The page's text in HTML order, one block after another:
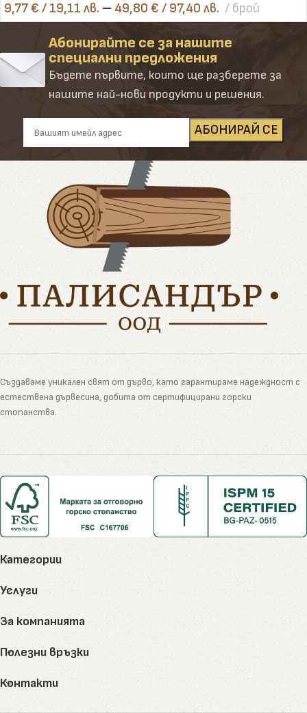
9,77€ / 19,11 лв. – 49,80 € / 97,40 лв. брой
Абонирайте се за нашите
специални предложения
Бъдете първите, които ще разберете за
нашите най-нови продукти и решения.
Създаваме уникален свят от дърво, като гарантираме надеждност с
естествена дървесина, добита от сертифицирани горски
стопанства.
Категории
Услуги
За компанията
Полезни връзки
Контакти